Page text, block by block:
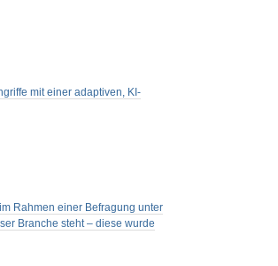
mit einer adaptiven, KI-
Rahmen einer Befragung unter
Branche steht – diese wurde